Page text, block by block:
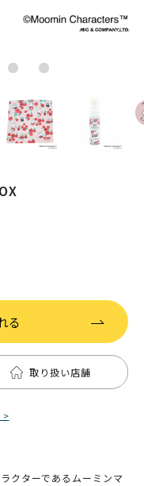
る
取り扱い店舗
>
クターであるムーミンマ